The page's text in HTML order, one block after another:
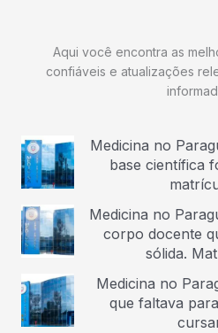
Aqui você encontra as
confiáveis e atualizações
Medicina no
base científica
Medicina no
corpo docente
sólida.
Medicina no
que faltava